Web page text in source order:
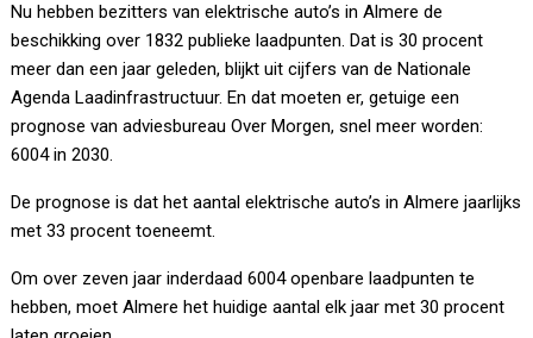
Nu hebben bezitters van elektrische auto’s in Almere de
beschikking over 1832 publieke laadpunten. Dat is 30 procent
meer dan een jaar geleden, blijkt uit cijfers van de Nationale
Agenda Laadinfrastructuur. En dat moeten er, getuige een
prognose van adviesbureau Over Morgen, snel meer worden:
6004 in 2030.
De prognose is dat het aantal elektrische auto’s in Almere jaarlijks
met 33 procent toeneemt.
Om over zeven jaar inderdaad 6004 openbare laadpunten te
hebben, moet Almere het huidige aantal elk jaar met 30 procent